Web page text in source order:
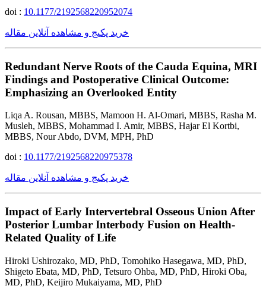
doi : 10.1177/2192568220952074
خرید پکیج و مشاهده آنلاین مقاله
Redundant Nerve Roots of the Cauda Equina, MRI
Findings and Postoperative Clinical Outcome:
Emphasizing an Overlooked Entity
Liqa A. Rousan, MBBS, Mamoon H. Al-Omari, MBBS, Rasha M.
Musleh, MBBS, Mohammad I. Amir, MBBS, Hajar El Kortbi,
MBBS, Nour Abdo, DVM, MPH, PhD
doi : 10.1177/2192568220975378
خرید پکیج و مشاهده آنلاین مقاله
Impact of Early Intervertebral Osseous Union After
Posterior Lumbar Interbody Fusion on Health-
Related Quality of Life
Hiroki Ushirozako, MD, PhD, Tomohiko Hasegawa, MD, PhD,
Shigeto Ebata, MD, PhD, Tetsuro Ohba, MD, PhD, Hiroki Oba,
MD, PhD, Keijiro Mukaiyama, MD, PhD